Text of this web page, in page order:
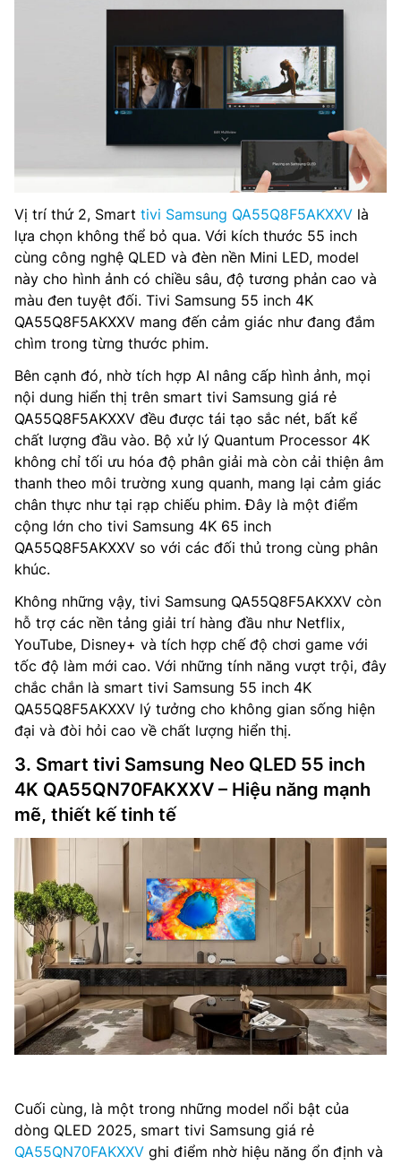
Vị trí thứ 2, Smart tivi Samsung QA55Q8F5AKXXV là
lựa chọn không thể bỏ qua. Với kích thước 55 inch
cùng công nghệ QLED và đèn nền Mini LED, model
này cho hình ảnh có chiều sâu, độ tương phản cao và
màu đen tuyệt đối. Tivi Samsung 55 inch 4K
QA55Q8F5AKXXV mang đến cảm giác như đang đắm
chìm trong từng thước phim.
Bên cạnh đó, nhờ tích hợp AI nâng cấp hình ảnh, mọi
nội dung hiển thị trên smart tivi Samsung giá rẻ
QA55Q8F5AKXXV đều được tái tạo sắc nét, bất kể
chất lượng đầu vào. Bộ xử lý Quantum Processor 4K
không chỉ tối ưu hóa độ phân giải mà còn cải thiện âm
thanh theo môi trường xung quanh, mang lại cảm giác
chân thực như tại rạp chiếu phim. Đây là một điểm
cộng lớn cho tivi Samsung 4K 65 inch
QA55Q8F5AKXXV so với các đối thủ trong cùng phân
khúc.
Không những vậy, tivi Samsung QA55Q8F5AKXXV còn
hỗ trợ các nền tảng giải trí hàng đầu như Netflix,
YouTube, Disney+ và tích hợp chế độ chơi game với
tốc độ làm mới cao. Với những tính năng vượt trội, đây
chắc chắn là smart tivi Samsung 55 inch 4K
QA55Q8F5AKXXV lý tưởng cho không gian sống hiện
đại và đòi hỏi cao về chất lượng hiển thị.
3. Smart tivi Samsung Neo QLED 55 inch
4K QA55QN70FAKXXV – Hiệu năng mạnh
mẽ, thiết kế tinh tế
Cuối cùng, là một trong những model nổi bật của
dòng QLED 2025, smart tivi Samsung giá rẻ
QA55QN70FAKXXV ghi điểm nhờ hiệu năng ổn định và